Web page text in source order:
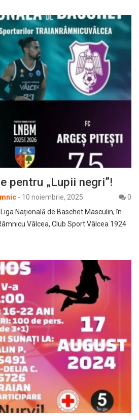
pentru „Lupii negri”!
- 10 noiembrie, 2025
0
Națională de Baschet Masculin, în
Vâlcea, Club Sport Vâlcea 1924